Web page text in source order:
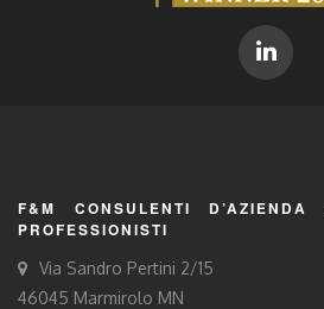
F&M CONSULENTI
PROFESSIONISTI
Via Sandro Pertini 2/15
46045 Marmirolo MN